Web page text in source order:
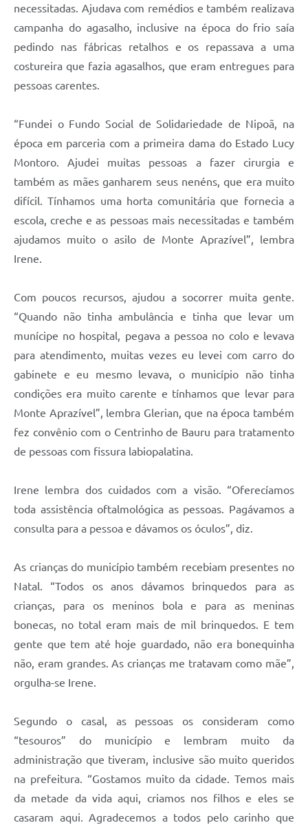
necessitadas. Ajudava com remédios e também realizava
campanha do agasalho, inclusive na época do frio saía
pedindo nas fábricas retalhos e os repassava a uma
costureira que fazia agasalhos, que eram entregues para
pessoas carentes.
“Fundei o Fundo Social de Solidariedade de Nipoã, na
época em parceria com a primeira dama do Estado Lucy
Montoro. Ajudei muitas pessoas a fazer cirurgia e
também as mães ganharem seus nenéns, que era muito
difícil. Tínhamos uma horta comunitária que fornecia a
escola, creche e as pessoas mais necessitadas e também
ajudamos muito o asilo de Monte Aprazível”, lembra
Irene.
Com poucos recursos, ajudou a socorrer muita gente.
“Quando não tinha ambulância e tinha que levar um
munícipe no hospital, pegava a pessoa no colo e levava
para atendimento, muitas vezes eu levei com carro do
gabinete e eu mesmo levava, o município não tinha
condições era muito carente e tínhamos que levar para
Monte Aprazível”, lembra Glerian, que na época também
fez convênio com o Centrinho de Bauru para tratamento
de pessoas com fissura labiopalatina.
Irene lembra dos cuidados com a visão. “Oferecíamos
toda assistência oftalmológica as pessoas. Pagávamos a
consulta para a pessoa e dávamos os óculos”, diz.
As crianças do município também recebiam presentes no
Natal. “Todos os anos dávamos brinquedos para as
crianças, para os meninos bola e para as meninas
bonecas, no total eram mais de mil brinquedos. E tem
gente que tem até hoje guardado, não era bonequinha
não, eram grandes. As crianças me tratavam como mãe”,
orgulha-se Irene.
Segundo o casal, as pessoas os consideram como
“tesouros” do município e lembram muito da
administração que tiveram, inclusive são muito queridos
na prefeitura. “Gostamos muito da cidade. Temos mais
da metade da vida aqui, criamos nos filhos e eles se
casaram aqui. Agradecemos a todos pelo carinho que